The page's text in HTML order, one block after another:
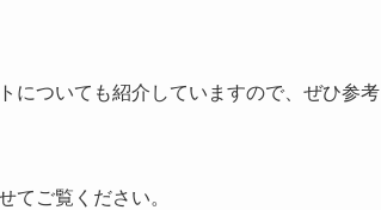
についても紹介していますので、ぜひ参考
てご覧ください。